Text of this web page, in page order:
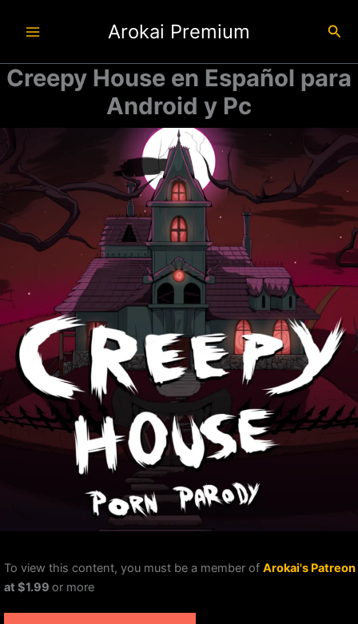
Arokai Premium
Creepy House en Español para
Android y Pc
To view this content, you must be a member of Arokai's Patreon
at $1.99 or more